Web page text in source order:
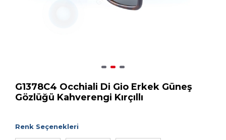
G1378C4 Occhiali Di Gio Erkek Güneş
Gözlüğü Kahverengi Kırçıllı
Renk Seçenekleri